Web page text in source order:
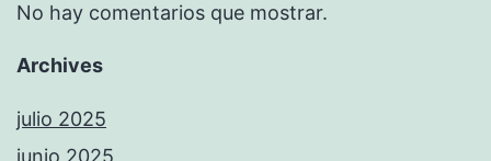
No hay comentarios que mostrar.
Archives
julio 2025
junio 2025